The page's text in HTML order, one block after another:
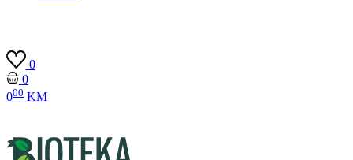
0
0
000 KM